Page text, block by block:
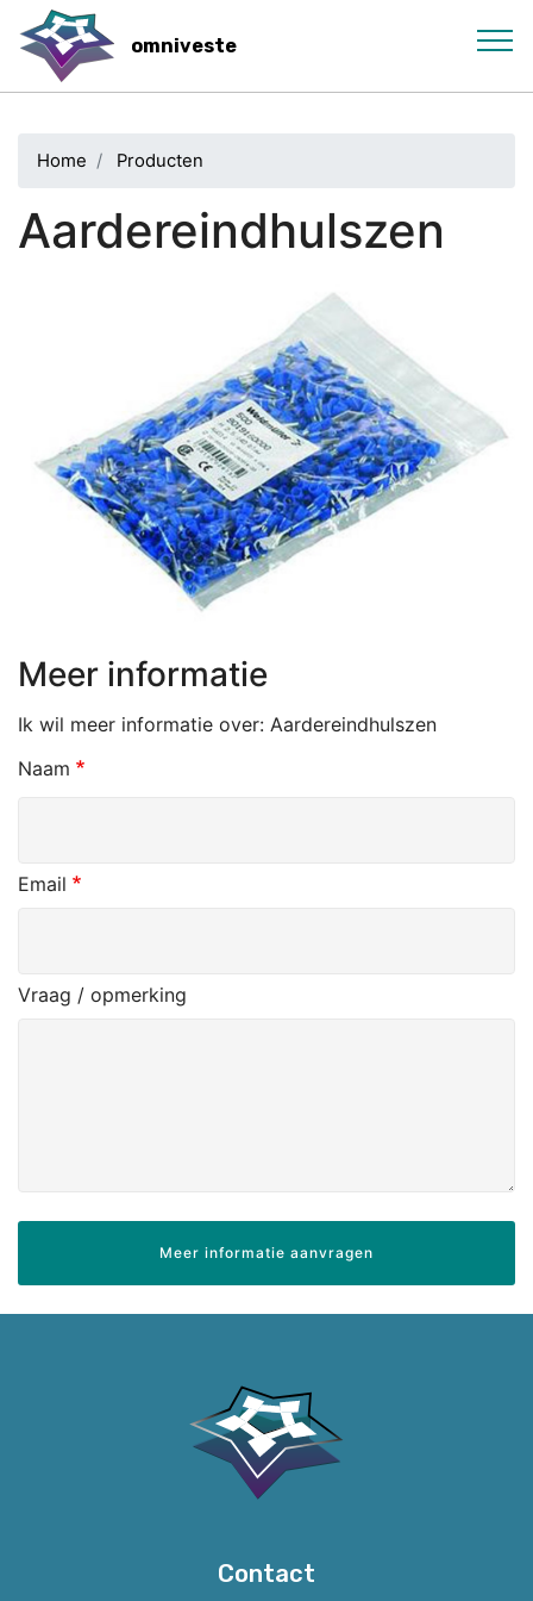
content
omniveste
Home Producten
Aardereindhulszen
Meer informatie
Ik wil meer informatie over: Aardereindhulszen
Naam
Email
Vraag / opmerking
Contact